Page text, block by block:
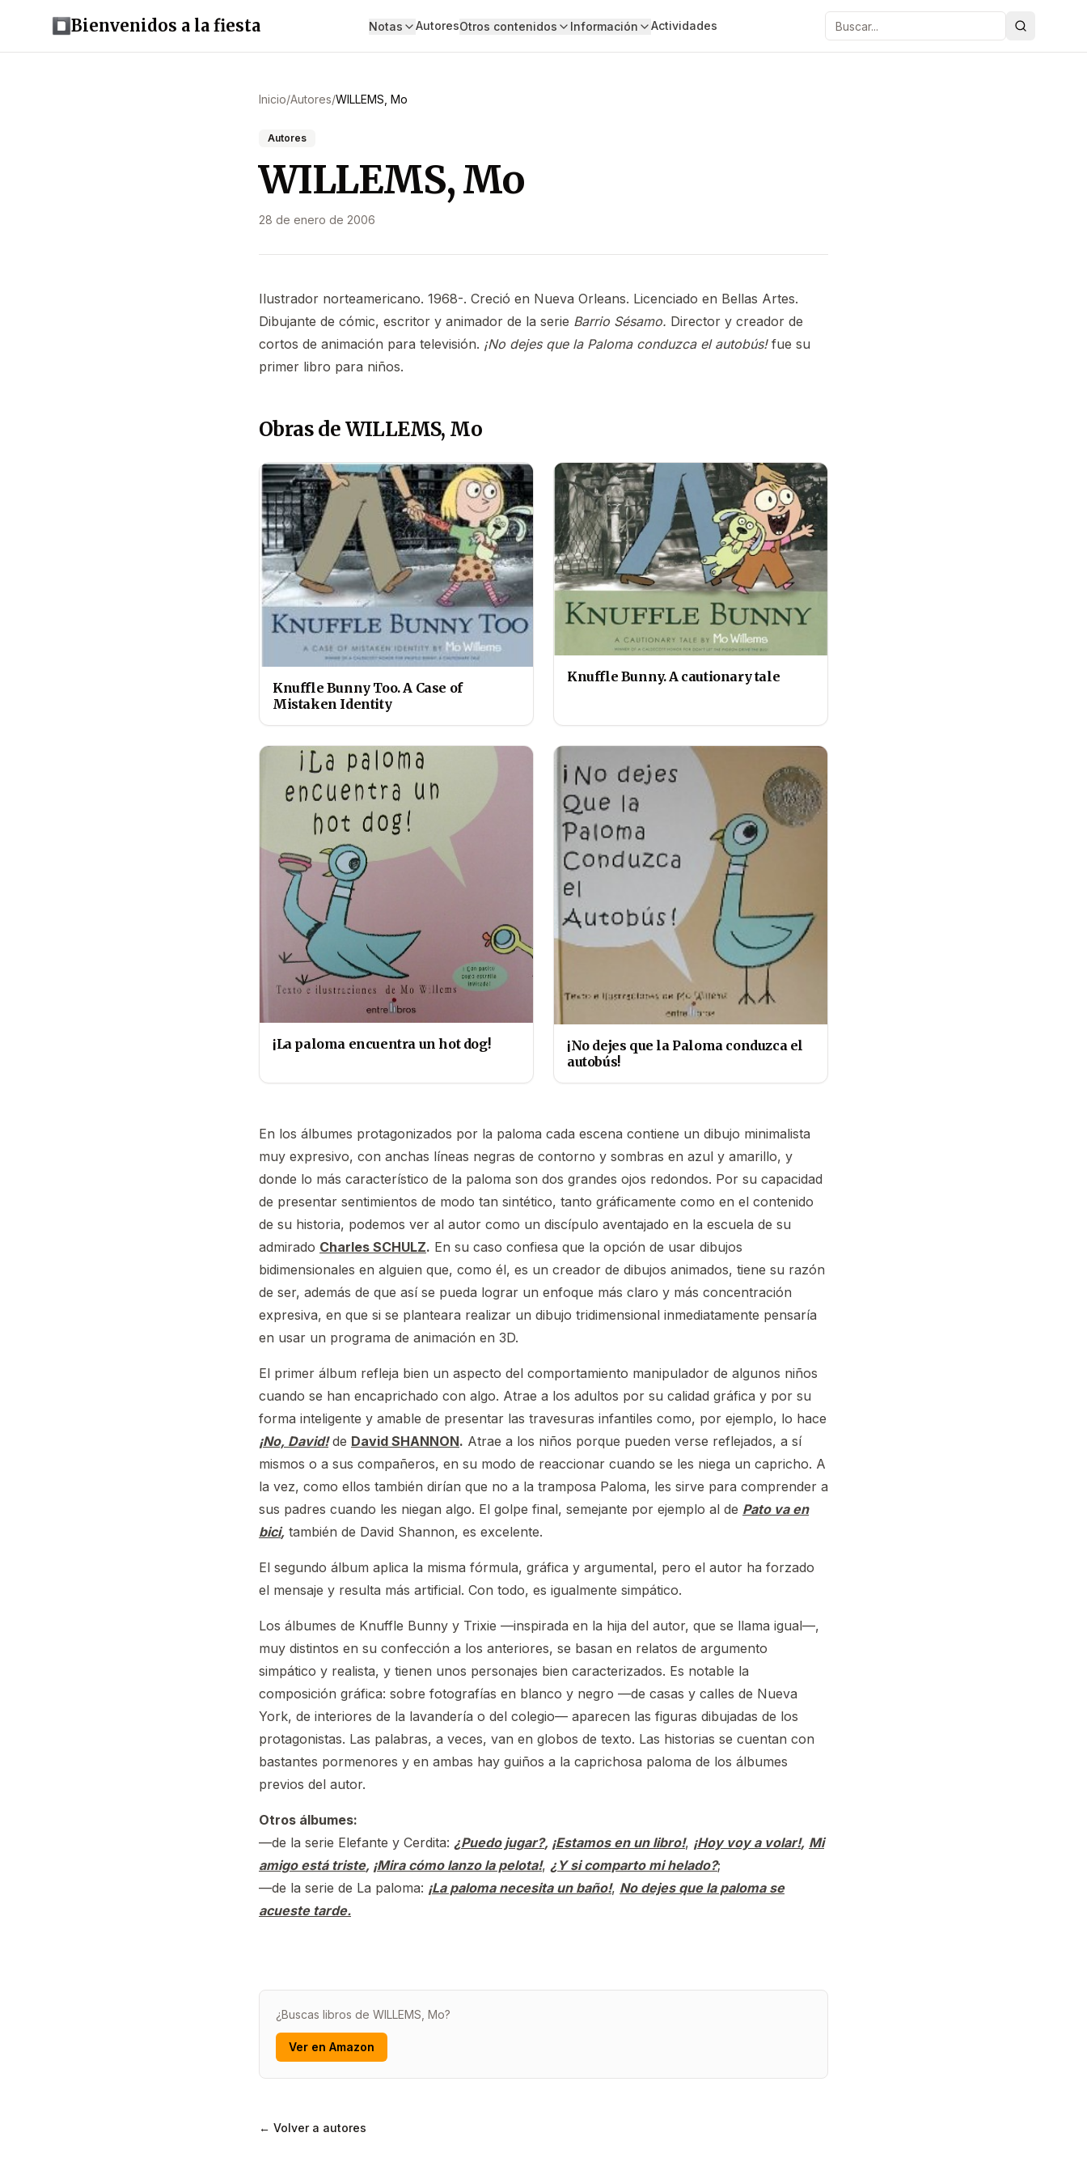
Bienvenidos a la fiesta Notas AutoresOtros contenidos Información Actividades Buscar
Inicio/Autores/WILLEMS, Mo
Autores
WILLEMS, Mo
28 de enero de 2006
Ilustrador norteamericano. 1968-. Creció en Nueva Orleans. Licenciado en Bellas Artes.
Dibujante de cómic, escritor y animador de la serie Barrio Sésamo. Director y creador de
cortos de animación para televisión. ¡No dejes que la Paloma conduzca el autobús!fue su
primer libro para niños.
Obras de WILLEMS, Mo
Knuffle Bunny Too. A Case of
Mistaken Identity
Knuffle Bunny. A cautionary tale
¡La paloma encuentra un hot dog!
¡No dejes que la Paloma conduzca el
autobús!
En los álbumes protagonizados por la paloma cada escena contiene un dibujo minimalista
muy expresivo, con anchas líneas negras de contorno y sombras en azul y amarillo, y
donde lo más característico de la paloma son dos grandes ojos redondos. Por su capacidad
de presentar sentimientos de modo tan sintético, tanto gráficamente como en el contenido
de su historia, podemos ver al autor como un discípulo aventajado en la escuela de su
admirado Charles SCHULZ. En su caso confiesa que la opción de usar dibujos
bidimensionales en alguien que, como él, es un creador de dibujos animados, tiene su razón
de ser, además de que así se pueda lograr un enfoque más claro y más concentración
expresiva, en que si se planteara realizar un dibujo tridimensional inmediatamente pensaría
en usar un programa de animación en 3D.
El primer álbum refleja bien un aspecto del comportamiento manipulador de algunos niños
cuando se han encaprichado con algo. Atrae a los adultos por su calidad gráfica y por su
forma inteligente y amable de presentar las travesuras infantiles como, por ejemplo, lo hace
¡No, David!de David SHANNON. Atrae a los niños porque pueden verse reflejados, a sí
mismos o a sus compañeros, en su modo de reaccionar cuando se les niega un capricho. A
la vez, como ellos también dirían que no a la tramposa Paloma, les sirve para comprender a
sus padres cuando les niegan algo. El golpe final, semejante por ejemplo al de Pato va en
bici, también de David Shannon, es excelente.
El segundo álbum aplica la misma fórmula, gráfica y argumental, pero el autor ha forzado
el mensaje y resulta más artificial. Con todo, es igualmente simpático.
Los álbumes de Knuffle Bunny y Trixie —inspirada en la hija del autor, que se llama igual—,
muy distintos en su confección a los anteriores, se basan en relatos de argumento
simpático y realista, y tienen unos personajes bien caracterizados. Es notable la
composición gráfica: sobre fotografías en blanco y negro —de casas y calles de Nueva
York, de interiores de la lavandería o del colegio— aparecen las figuras dibujadas de los
protagonistas. Las palabras, a veces, van en globos de texto. Las historias se cuentan con
bastantes pormenores y en ambas hay guiños a la caprichosa paloma de los álbumes
previos del autor.
Otros álbumes:
—de la serie Elefante y Cerdita: ¿Puedo jugar?, ¡Estamos en un libro!, ¡Hoy voy a volar!, Mi
amigo está triste, ¡Mira cómo lanzo la pelota!, ¿Y si comparto mi helado?;
—de la serie de La paloma: ¡La paloma necesita un baño!, No dejes que la paloma se
acueste tarde.
¿Buscas libros de WILLEMS, Mo?
Ver en Amazon
← Volver a autores